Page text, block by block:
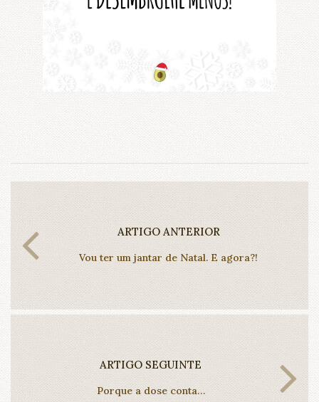
ARTIGO ANTERIOR
Vou ter um jantar de Natal. E agora?!
ARTIGO SEGUINTE
Porque a dose conta…